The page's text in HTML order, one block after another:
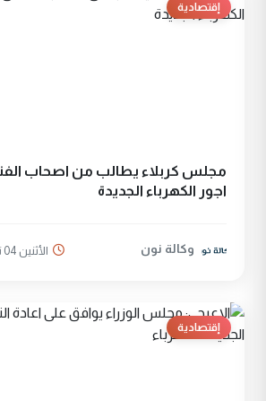
إقتصادية
مجلس كربلاء يطالب من اصحاب
اجور الكهرباء الجديدة
وكالة نون الأثنين 04 نيسان 2016
إقتصادية